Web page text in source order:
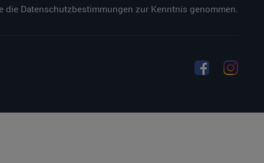
die Datenschutzbestimmungen zur Kenntnis genommen.